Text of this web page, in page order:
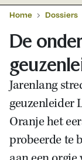
Home Dossiers
De
Jarenlang
geuzenleider
Oranje het
probeerde te